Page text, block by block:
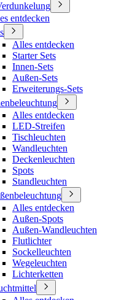
entdecken
Alles entdecken
Starter Sets
Innen-Sets
Außen-Sets
Erweiterungs-Sets
Alles entdecken
LED-Streifen
Tischleuchten
Wandleuchten
Deckenleuchten
Spots
Standleuchten
Alles entdecken
Außen-Spots
Außen-Wandleuchten
Flutlichter
Sockelleuchten
Wegeleuchten
Lichterketten